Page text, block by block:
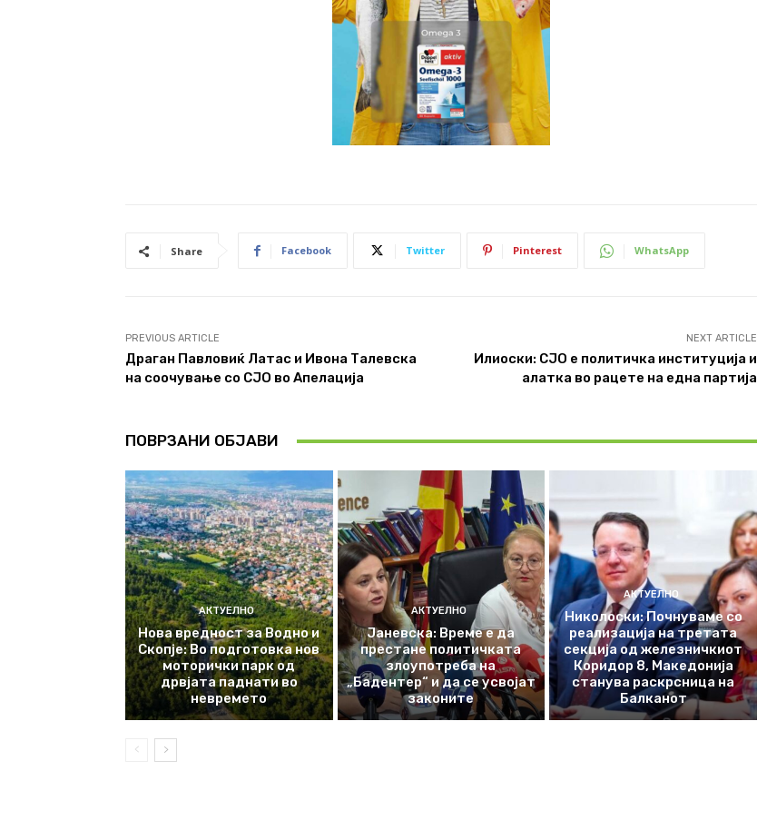
Share Facebook Twitter Pinterest WhatsApp
PREVIOUS ARTICLE
Драган Павловиќ Латас и Ивона Талевска
на соочување со СЈО во Апелација
NEXT ARTICLE
Илиоски: СЈО е политичка институција и
алатка во рацете на една партија
ПОВРЗАНИ ОБЈАВИ
АКТУЕЛНО
Нова вредност за Водно и
Скопје: Во подготовка нов
моторички парк од
дрвјата паднати во
невремето
АКТУЕЛНО
Јаневска: Време е да
престане политичката
злоупотреба на
„Бадентер“ и да се усвојат
законите
АКТУЕЛНО
Николоски: Почнуваме со
реализација на третата
секција од железничкиот
Коридор 8, Македонија
станува раскрсница на
Балканот